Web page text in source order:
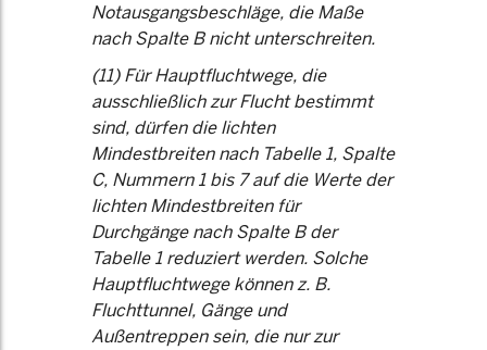
Notausgangsbeschläge, die Maße
nach Spalte B nicht unterschreiten.
(11) Für Hauptfluchtwege, die
ausschließlich zur Flucht bestimmt
sind, dürfen die lichten
Mindestbreiten nach Tabelle 1, Spalte
C, Nummern 1 bis 7 auf die Werte der
lichten Mindestbreiten für
Durchgänge nach Spalte B der
Tabelle 1 reduziert werden. Solche
Hauptfluchtwege können z. B.
Fluchttunnel, Gänge und
Außentreppen sein, die nur zur